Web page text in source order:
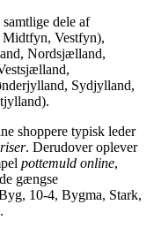
dele af
Vestfyn),
Nordsjælland,
Sydjylland,
shoppere typisk leder
. Derudover oplever
pottemuld online,
gængse
10-4, Bygma, Stark,